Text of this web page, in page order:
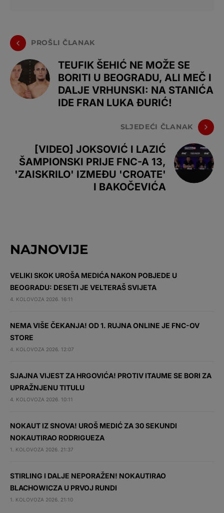
PROŠLI ČLANAK
TEUFIK ŠEHIĆ NE MOŽE SE
BORITI U BEOGRADU, ALI MEČ I
DALJE VRHUNSKI: NA STANIĆA
IDE FRAN LUKA ĐURIĆ!
SLJEDEĆI ČLANAK
[VIDEO] JOKSOVIĆ I LAZIĆ
ŠAMPIONSKI PRIJE FNC-A 13,
'ZAISKRILO' IZMEĐU 'CROATE'
I BAKOČEVIĆA
NAJNOVIJE
VELIKI SKOK UROŠA MEDIĆA NAKON POBJEDE U
BEOGRADU: DESETI JE VELTERAŠ SVIJETA
4. KOLOVOZA 2026. 16:11
NEMA VIŠE ČEKANJA! OD 1. RUJNA ONLINE JE FNC-OV
STORE
4. KOLOVOZA 2026. 12:07
SJAJNA VIJEST ZA HRGOVIĆA! PROTIV ITAUME SE BORI ZA
UPRAŽNJENU TITULU
4. KOLOVOZA 2026. 10:11
NOKAUT IZ SNOVA! UROŠ MEDIĆ ZA 30 SEKUNDI
NOKAUTIRAO RODRIGUEZA
1. KOLOVOZA 2026. 21:37
STIRLING I DALJE NEPORAŽEN! NOKAUTIRAO
BLACHOWICZA U PRVOJ RUNDI
1. KOLOVOZA 2026. 21:10